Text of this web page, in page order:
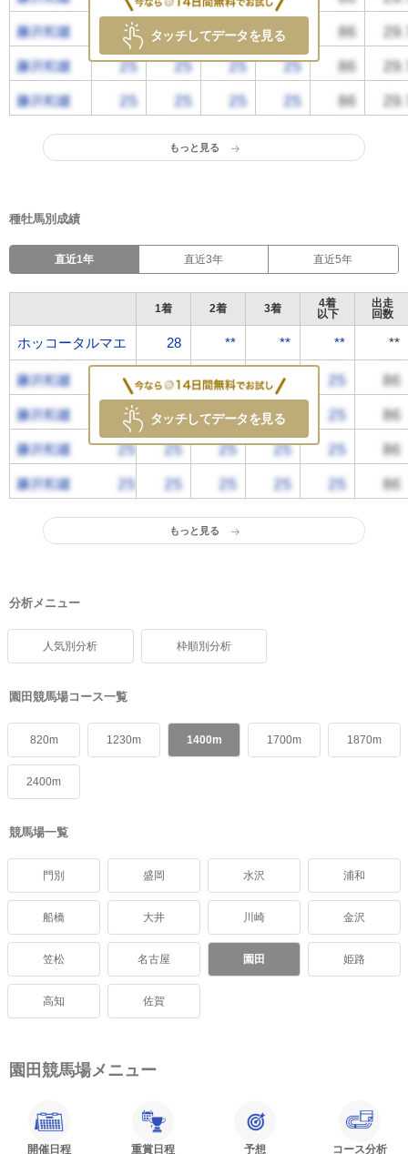
タッチしてデータを見る
もっと見る
種牡馬別成績
直近1年 直近3年 直近5年
ホッコータルマエ
1着 2着 3着
4着
以下
出走
回数
ホッコータルマエ 28 ** ** ** **
タッチしてデータを見る
もっと見る
分析メニュー
人気別分析 枠順別分析
園田競馬場コース一覧
820m 1230m 1400m 1700m 1870m
2400m
競馬場一覧
門別 盛岡 水沢 浦和
船橋 大井 川崎 金沢
笠松 名古屋 園田 姫路
高知 佐賀
園田競馬場メニュー
開催日程 重賞日程 予想 コース分析